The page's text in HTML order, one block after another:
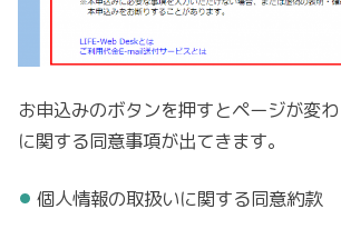
お申込みのボタンを押すとページが変
に関する同意事項が出てきます。
個人情報の取扱いに関する同意約款